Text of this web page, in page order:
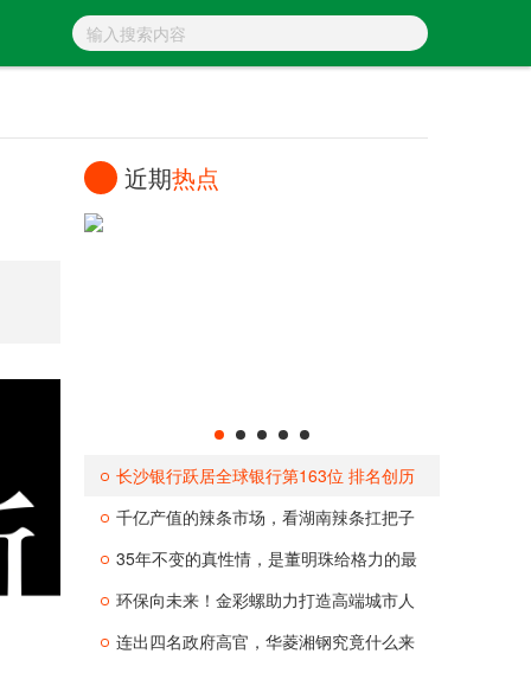
近期热点
长沙银行跃居全球银行第163位 排名创历
史千亿产值的辣条市场，看湖南辣条扛把子
35年不变的真性情，是董明珠给格力的最
环保向未来！金彩螺助力打造高端城市人
连出四名政府高官，华菱湘钢究竟什么来